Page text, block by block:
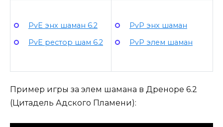
PvE энх шаман 6.2
PvE рестор шам 6.2
PvP энх шаман
PvP элем шаман
Пример игры за элем шамана в Дреноре 6.2
(Цитадель Адского Пламени):